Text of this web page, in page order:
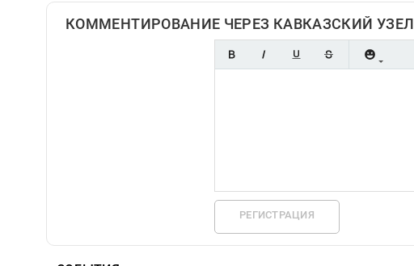
КОММЕНТИРОВАНИЕ ЧЕРЕЗ КАВКАЗСКИЙ УЗЕЛ
РЕГИСТРАЦИЯ